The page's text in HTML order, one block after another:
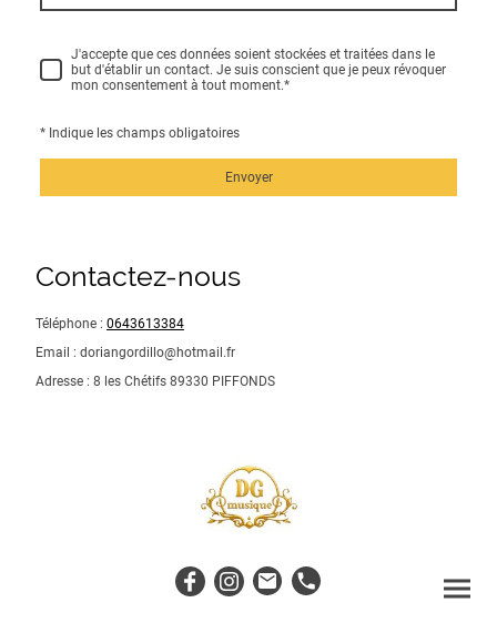
J'accepte que ces données soient stockées et traitées dans le
but d'établir un contact. Je suis conscient que je peux révoquer
mon consentement à tout moment.*
* Indique les champs obligatoires
Envoyer
Contactez-nous
Téléphone : 0643613384
Email : doriangordillo@hotmail.fr
Adresse : 8 les Chétifs 89330 PIFFONDS